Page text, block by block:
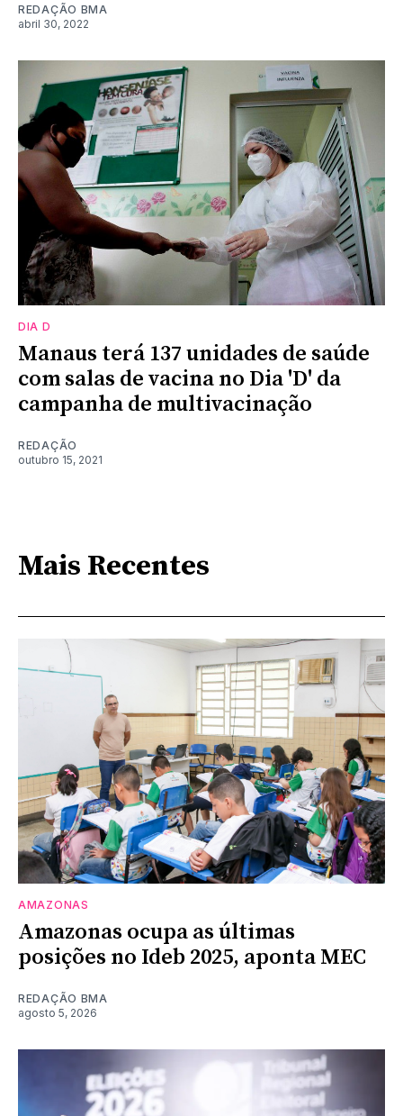
REDAÇÃO BMA
abril 30, 2022
DIA D
Manaus terá 137 unidades de saúde
com salas de vacina no Dia 'D' da
campanha de multivacinação
REDAÇÃO
outubro 15, 2021
Mais Recentes
AMAZONAS
Amazonas ocupa as últimas
posições no Ideb 2025, aponta MEC
REDAÇÃO BMA
agosto 5, 2026